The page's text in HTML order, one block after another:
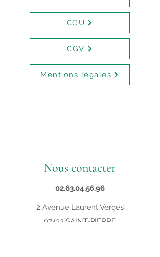
CGU
CGV
Mentions légales
Nous contacter
02.63.04.56.96
2 Avenue Laurent Verges
97432 SAINT-PIERRE